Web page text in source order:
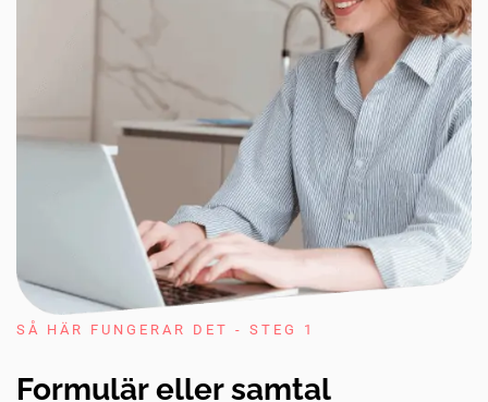
SÅ HÄR FUNGERAR DET - STEG 1
Formulär eller samtal